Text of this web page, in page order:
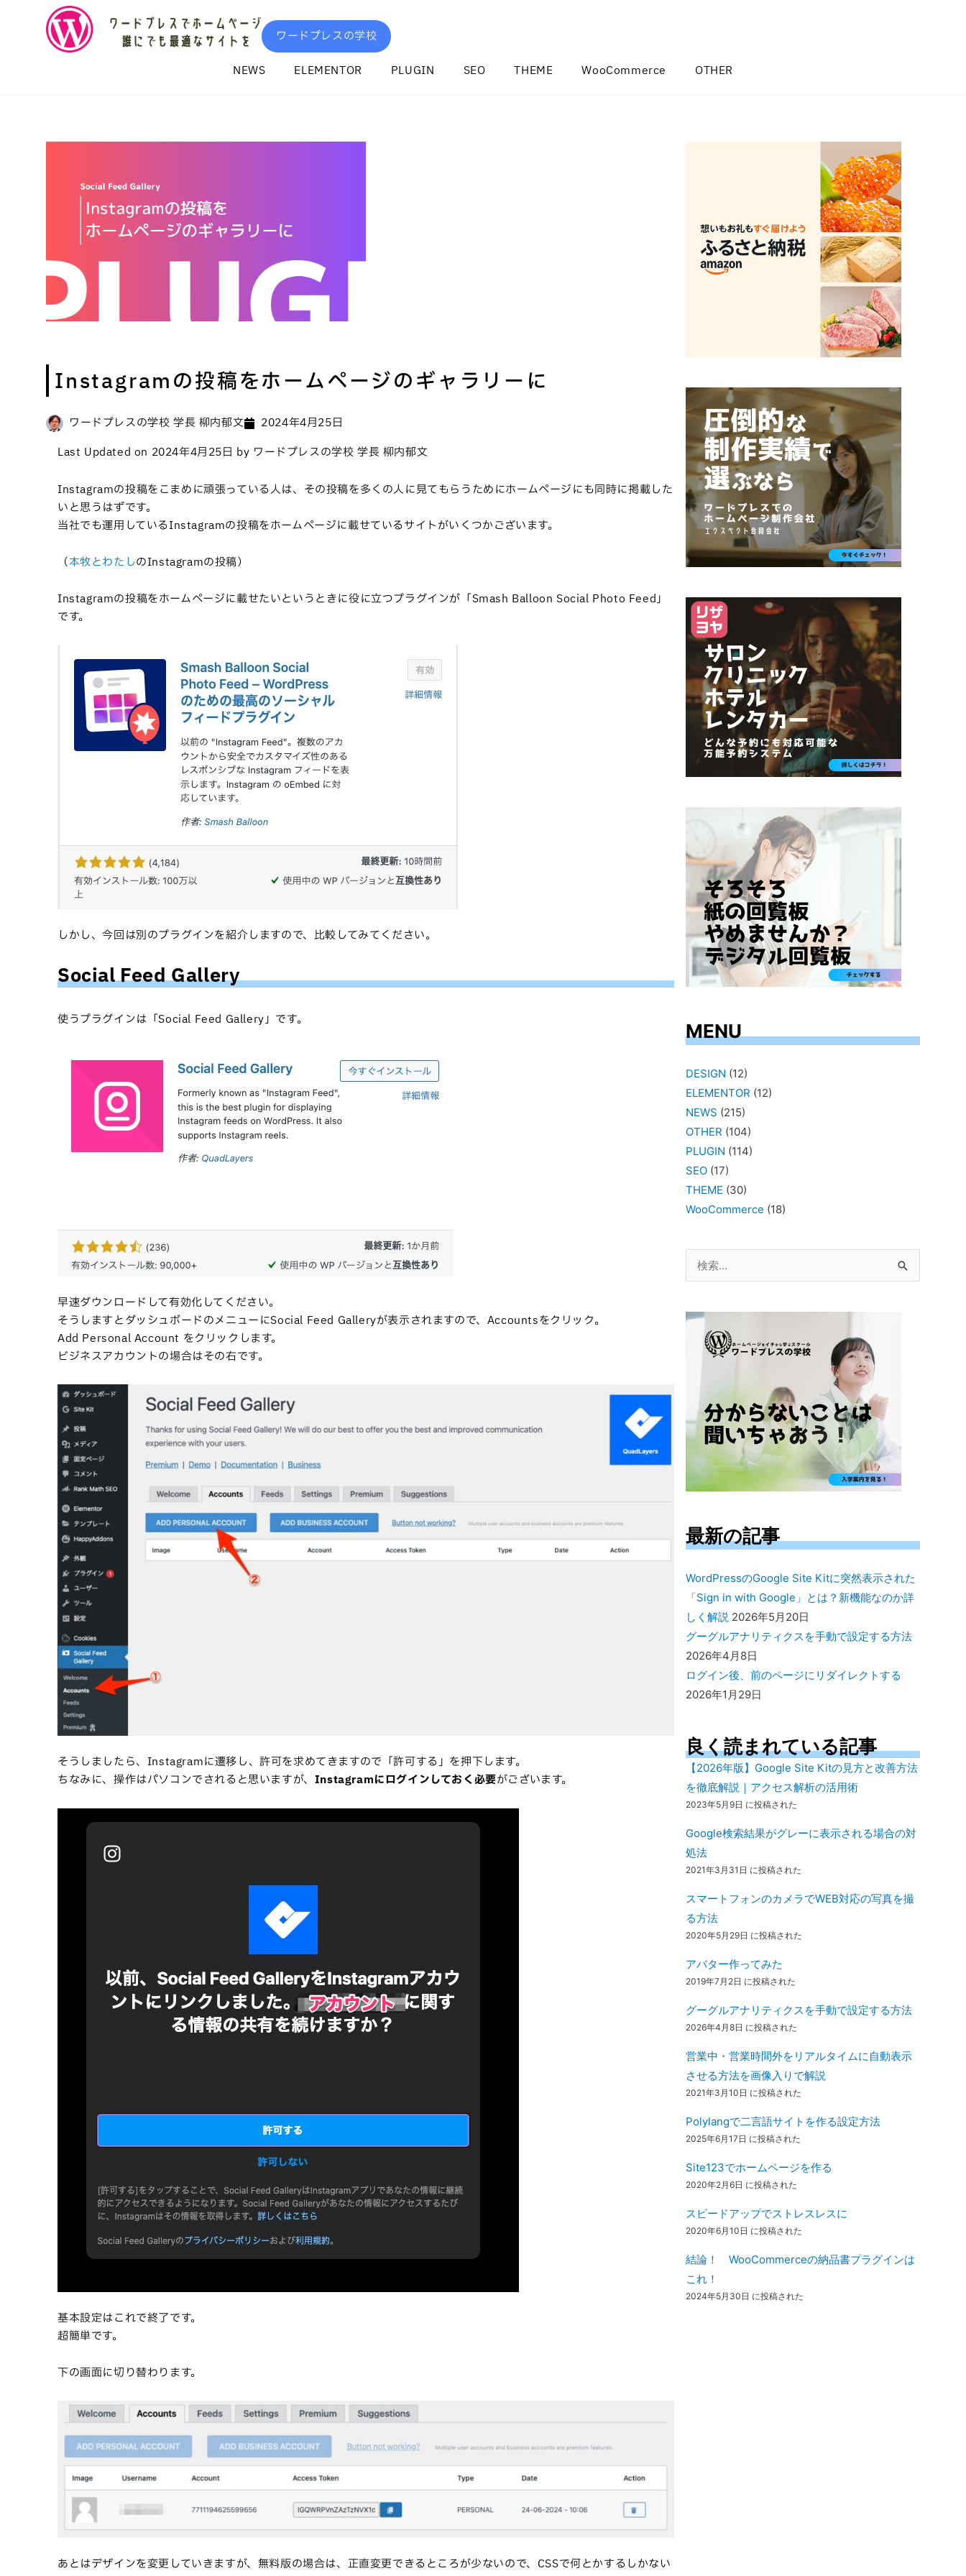
ワードプレスの学校
NEWS ELEMENTOR PLUGIN SEO THEME WooCommerce OTHER
Instagramの投稿をホームページのギャラリーに
ワードプレスの学校 学長 柳内郁文
2024年4月25日
Last Updated on 2024年4月25日 by ワードプレスの学校 学長 柳内郁文
Instagramの投稿をこまめに頑張っている人は、その投稿を多くの人に見てもらうためにホームページにも同時に掲載した
いと思うはずです。
当社でも運用しているInstagramの投稿をホームページに載せているサイトがいくつかございます。
（本牧とわたしのInstagramの投稿）
Instagramの投稿をホームページに載せたいというときに役に立つプラグインが「Smash Balloon Social Photo Feed」
です。
しかし、今回は別のプラグインを紹介しますので、比較してみてください。
Social Feed Gallery
使うプラグインは「Social Feed Gallery」です。
早速ダウンロードして有効化してください。
そうしますとダッシュボードのメニューにSocial Feed Galleryが表示されますので、Accountsをクリック。
Add Personal Account をクリックします。
ビジネスアカウントの場合はその右です。
そうしましたら、Instagramに遷移し、許可を求めてきますので「許可する」を押下します。
ちなみに、操作はパソコンでされると思いますが、 Instagramにログインしておく必要がございます。
基本設定はこれで終了です。
超簡単です。
下の画面に切り替わります。
あとはデザインを変更していきますが、無料版の場合は、正直変更できるところが少ないので、CSSで何とかするしかない
MENU
DESIGN (12)
ELEMENTOR (12)
NEWS (215)
OTHER (104)
PLUGIN (114)
SEO(17)
THEME (30)
WooCommerce (18)
象:
最新の記事
WordPressのGoogle Site Kitに突然表示された
「Sign in with Google」とは？新機能なのか詳
しく解説 2026年5月20日
グーグルアナリティクスを手動で設定する方法
2026年4月8日
ログイン後、前のページにリダイレクトする
2026年1月29日
良く読まれている記事
【2026年版】Google Site Kitの見方と改善方法
を徹底解説｜アクセス解析の活用術
2023年5月9日 に投稿された
Google検索結果がグレーに表示される場合の対
処法
2021年3月31日 に投稿された
スマートフォンのカメラでWEB対応の写真を撮
る方法
2020年5月29日 に投稿された
アバター作ってみた
2019年7月2日 に投稿された
グーグルアナリティクスを手動で設定する方法
2026年4月8日 に投稿された
営業中・営業時間外をリアルタイムに自動表示
させる方法を画像入りで解説
2021年3月10日 に投稿された
Polylangで二言語サイトを作る設定方法
2025年6月17日 に投稿された
Site123でホームページを作る
2020年2月6日 に投稿された
スピードアップでストレスレスに
2020年6月10日 に投稿された
結論！ WooCommerceの納品書プラグインは
これ！
2024年5月30日 に投稿された